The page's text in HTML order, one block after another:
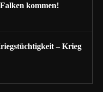
kommen!
– Krieg